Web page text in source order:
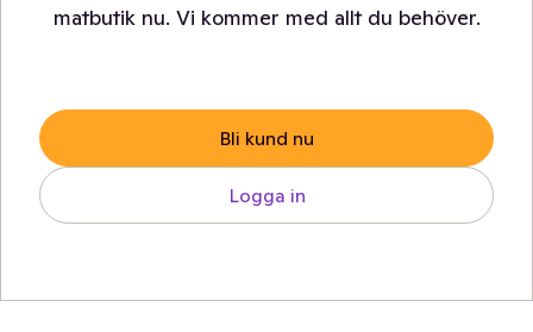
matbutik nu. Vi kommer med allt du behöver.
Bli kund nu
Logga in